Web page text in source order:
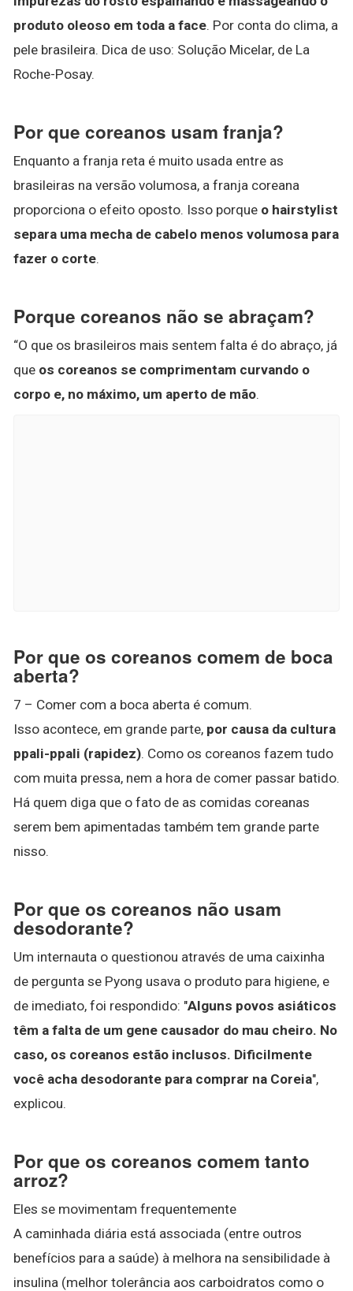
produto oleoso em toda a face. Por conta do clima, a
pele brasileira. Dica de uso: Solução Micelar, de La
Roche-Posay.
Por que coreanos usam franja?
Enquanto a franja reta é muito usada entre as
brasileiras na versão volumosa, a franja coreana
proporciona o efeito oposto. Isso porque o hairstylist
separa uma mecha de cabelo menos volumosa para
fazer o corte.
Porque coreanos não se abraçam?
“O que os brasileiros mais sentem falta é do abraço, já
que os coreanos se comprimentam curvando o
corpo e, no máximo, um aperto de mão.
Por que os coreanos comem de boca
aberta?
7 – Comer com a boca aberta é comum.
Isso acontece, em grande parte, por causa da cultura
ppali-ppali (rapidez). Como os coreanos fazem tudo
com muita pressa, nem a hora de comer passar batido.
Há quem diga que o fato de as comidas coreanas
serem bem apimentadas também tem grande parte
nisso.
Por que os coreanos não usam
desodorante?
Um internauta o questionou através de uma caixinha
de pergunta se Pyong usava o produto para higiene, e
de imediato, foi respondido: "Alguns povos asiáticos
têm a falta de um gene causador do mau cheiro. No
caso, os coreanos estão inclusos. Dificilmente
você acha desodorante para comprar na Coreia",
explicou.
Por que os coreanos comem tanto
arroz?
Eles se movimentam frequentemente
A caminhada diária está associada (entre outros
benefícios para a saúde) à melhora na sensibilidade à
insulina (melhor tolerância aos carboidratos como o